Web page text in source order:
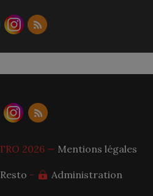
2026 — Mentions légales
- Administration